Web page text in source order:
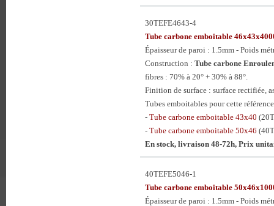
30TEFE4643-4
Tube carbone emboitable
Épaisseur de paroi : 1.5mm - Poids
Construction : Tube carbone
fibres : 70% à 20° + 30% à 88°.
Finition de surface : surface rectifiée,
Tubes emboitables pour cette
- Tube carbone emboitable 43x40
- Tube carbone emboitable 50x46
En stock, livraison 48-72h, Prix
40TEFE5046-1
Tube carbone emboitable
Épaisseur de paroi : 1.5mm - Poids